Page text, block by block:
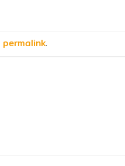
permalink.